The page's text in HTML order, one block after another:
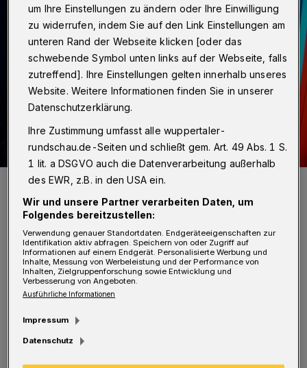
Symbolfoto.
Foto: Polizei / Jochen Tack
I n der Zeit vom 24. September 2020 (18
brachen bislang unbekannte Täter in eine
Gewerbeimmobilie im
um Ihre Einstellungen zu ändern oder Ihre Einwilligung
zu widerrufen, indem Sie auf den Link Einstellungen am
unteren Rand der Webseite klicken [oder das
schwebende Symbol unten links auf der Webseite, falls
zutreffend]. Ihre Einstellungen gelten innerhalb unseres
Website. Weitere Informationen finden Sie in unserer
Datenschutzerklärung.
Ihre Zustimmung umfasst alle wuppertaler-
rundschau.de-Seiten und schließt gem. Art. 49 Abs. 1 S.
1 lit. a DSGVO auch die Datenverarbeitung außerhalb
des EWR, z.B. in den USA ein.
Wir und unsere Partner verarbeiten Daten, um
Folgendes bereitzustellen:
Verwendung genauer Standortdaten. Endgeräteeigenschaften zur
Identifikation aktiv abfragen. Speichern von oder Zugriff auf
Informationen auf einem Endgerät. Personalisierte Werbung und
Inhalte, Messung von Werbeleistung und der Performance von
Inhalten, Zielgruppenforschung sowie Entwicklung und
Verbesserung von Angeboten.
Ausführliche Informationen
Impressum
Datenschutz